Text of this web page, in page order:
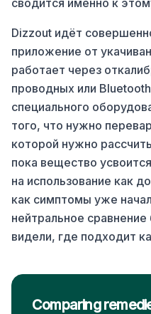
сводится именно к
Dizzout идёт
приложение от
работает через
проводных или
специального
того, что нужно
которой нужно
пока вещество
на использование как
как симптомы уже
нейтральное
видели, где подходит
Comparing